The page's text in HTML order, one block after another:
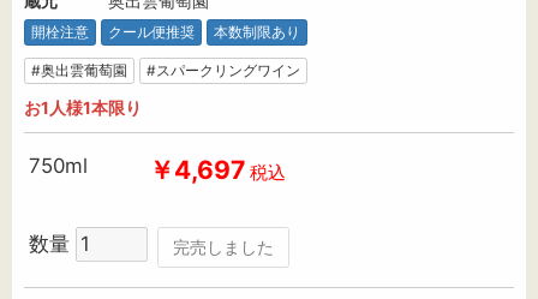
開栓注意 クール便推奨 本数制限あり
#奥出雲葡萄園 #スパークリングワイン
お1人様1本限り
750ml ￥4,697 税込
数量 完売しました